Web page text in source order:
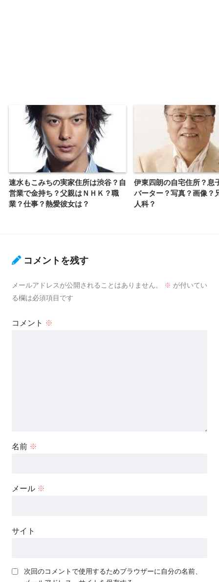
速水もこみちの実家住所は渋谷？自
営業で金持ち？父親はＮＨＫ？職
業？仕事？熱愛彼女は？
伊東四朗の自宅住所？息
バーター？写真？画像？
人科？
コメントを残す
メールアドレスが公開されることはありません。 ※ が付いてい
る欄は必須項目です
コメント ※
名前 ※
メール ※
サイト
次回のコメントで使用するためブラウザーに自分の名前、